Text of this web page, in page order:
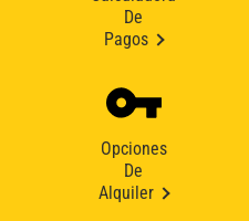
De
Pagos
Opciones
De
Alquiler